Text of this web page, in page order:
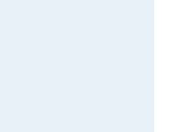
avec nos
composez le